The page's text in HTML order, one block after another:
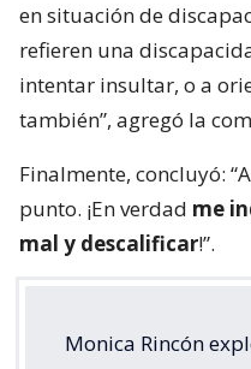
en situación de
refieren una
intentar insultar, o a
también”, agregó la
Finalmente, concluyó:
punto. ¡En verdad me
mal y descalificar!”.
Monica Rincón